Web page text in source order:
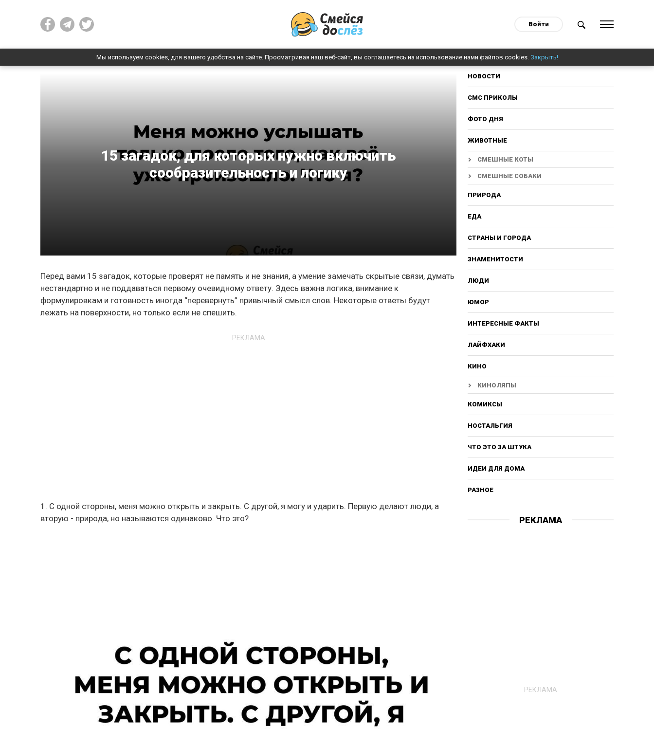
Войти
Мы используем cookies, для вашего удобства на сайте. Просматривая наш веб-сайт, вы соглашаетесь на использование нами файлов cookies. Закрыть!
15 загадок, для которых нужно включить
сообразительность и логику
Перед вами 15 загадок, которые проверят не память и не знания, а умение замечать скрытые связи, думать
нестандартно и не поддаваться первому очевидному ответу. Здесь важна логика, внимание к
формулировкам и готовность иногда “перевернуть” привычный смысл слов. Некоторые ответы будут
лежать на поверхности, но только если не спешить.
РЕКЛАМА
1. С одной стороны, меня можно открыть и закрыть. С другой, я могу и ударить. Первую делают люди, а
вторую - природа, но называются одинаково. Что это?
НОВОСТИ
СМС ПРИКОЛЫ
ФОТО ДНЯ
ЖИВОТНЫЕ
СМЕШНЫЕ КОТЫ
СМЕШНЫЕ СОБАКИ
ПРИРОДА
ЕДА
СТРАНЫ И ГОРОДА
ЗНАМЕНИТОСТИ
ЛЮДИ
ЮМОР
ИНТЕРЕСНЫЕ ФАКТЫ
ЛАЙФХАКИ
КИНО
КИНОЛЯПЫ
КОМИКСЫ
НОСТАЛЬГИЯ
ЧТО ЭТО ЗА ШТУКА
ИДЕИ ДЛЯ ДОМА
РАЗНОЕ
РЕКЛАМА
РЕКЛАМА